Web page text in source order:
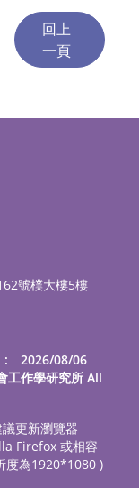
號樸大樓5樓
: 2026/08/06
工作學研究所 All
更新瀏覽器
Firefox 或相容
度為1920*1080 )